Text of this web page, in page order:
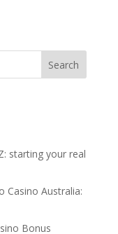
Search
starting your real
Casino Australia:
Bonus